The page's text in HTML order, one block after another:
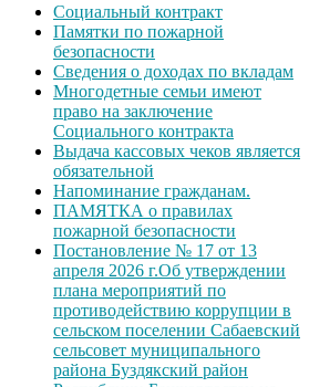
Социальный контракт
Памятки по пожарной
безопасности
Сведения о доходах по вкладам
Многодетные семьи имеют
право на заключение
Социального контракта
Выдача кассовых чеков является
обязательной
Напоминание гражданам.
ПАМЯТКА о правилах
пожарной безопасности
Постановление № 17 от 13
апреля 2026 г.Об утверждении
плана мероприятий по
противодействию коррупции в
сельском поселении Сабаевский
сельсовет муниципального
района Буздякский район